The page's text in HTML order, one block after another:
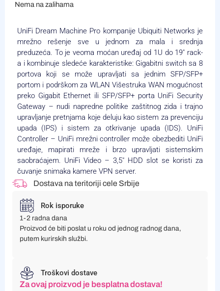
Nema na zalihama
UniFi Dream Machine Pro kompanije Ubiquiti Networks je
mrežno rešenje sve u jednom za mala i srednja
preduzeća. To je veoma moćan uređaj od 1U do 19″ rack-
a i kombinuje sledeće karakteristike: Gigabitni switch sa 8
portova koji se može upravljati sa jednim SFP/SFP+
portom i podrškom za WLAN Višestruka WAN mogućnost
preko Gigabit Ethernet ili SFP/SFP+ porta UniFi Security
Gateway – nudi napredne politike zaštitnog zida i trajno
upravljanje pretnjama koje deluju kao sistem za prevenciju
upada (IPS) i sistem za otkrivanje upada (IDS). UniFi
Controller – UniFi mrežni controller može obezbediti UniFi
uređaje, mapirati mreže i brzo upravljati sistemskim
saobraćajem. UniFi Video – 3,5″ HDD slot se koristi za
čuvanje snimaka kamere VPN server.
Dostava na teritoriji cele Srbije
Rok isporuke
1-2 radna dana
Proizvod će biti poslat u roku od jednog radnog dana,
putem kurirskih službi.
Troškovi dostave
Za ovaj proizvod je besplatna dostava!